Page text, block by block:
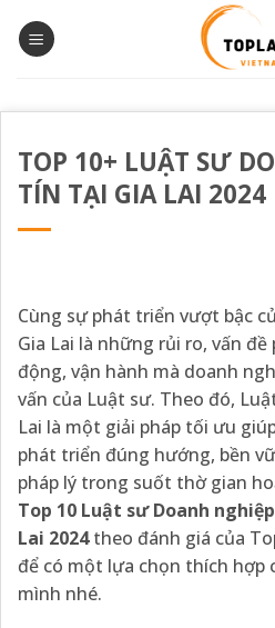
qua
TOP 10+ LUẬT SƯ
TÍN TẠI GIA LAI 2024
Cùng sự phát triển vượt bậc
Gia Lai là những rủi ro, vấn
động, vận hành mà doanh
vấn của Luật sư. Theo đó,
Lai là một giải pháp tối ưu
phát triển đúng hướng, bền
pháp lý trong suốt thờ gian
Top 10 Luật sư Doanh
Lai 2024theo đánh giá của
để có một lựa chọn thích hợp
mình nhé.